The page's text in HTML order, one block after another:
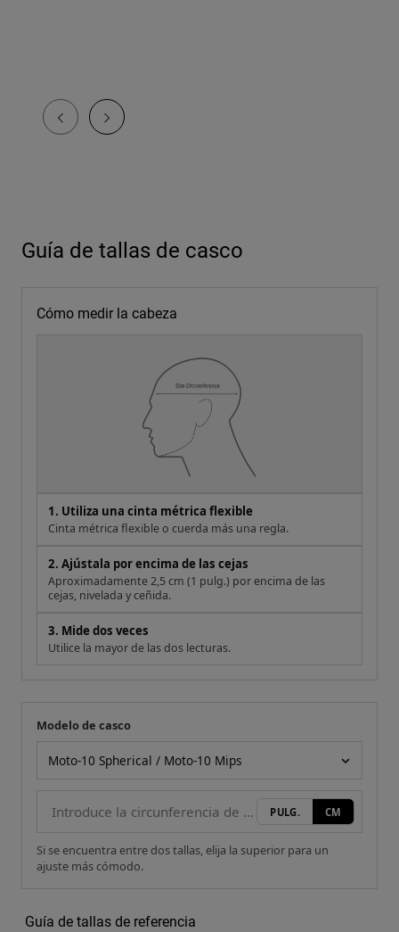
Guía de tallas de casco
Cómo medir la cabeza
1. Utiliza una cinta métrica flexible
Cinta métrica flexible o cuerda más una regla.
2. Ajústala por encima de las cejas
Aproximadamente 2,5 cm (1 pulg.) por encima de las
cejas, nivelada y ceñida.
3. Mide dos veces
Utilice la mayor de las dos lecturas.
Tu medida
Modelo de casco
PULG. CM
Si se encuentra entre dos tallas, elija la superior para un
ajuste más cómodo.
Guía de tallas de referencia